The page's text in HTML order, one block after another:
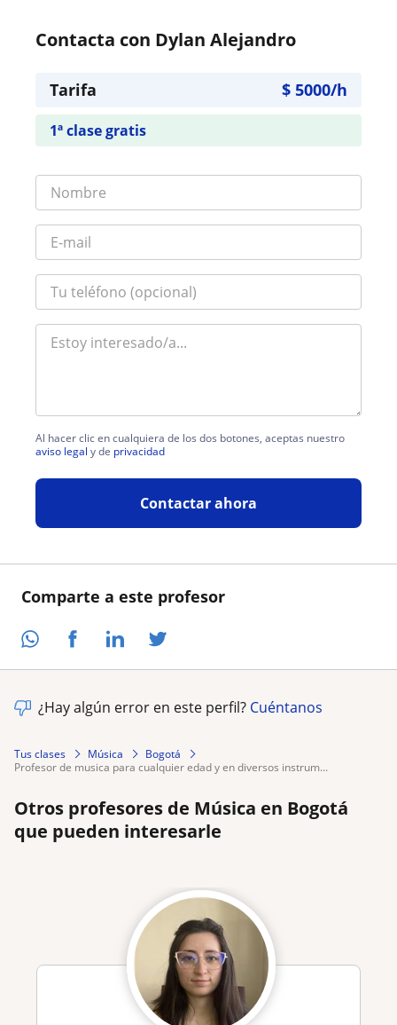
Comparte a este profesor
Contacta con Dylan Alejandro
Tarifa $ 5000/h
1ª clase gratis
Al hacer clic en cualquiera de los dos botones, aceptas nuestro
aviso legal y de privacidad
Contactar ahora
¿Hay algún error en este perfil? Cuéntanos
Tus clases Música
Bogotá
profesor de musica para cualquier edad y en diversos instrum...
Otros profesores de Música en Bogotá
que pueden interesarle